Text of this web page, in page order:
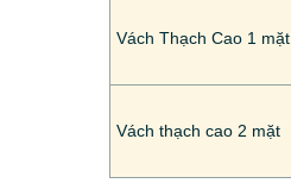
Vách Thạch Cao 1 mặt
Vách thạch cao 2 mặt